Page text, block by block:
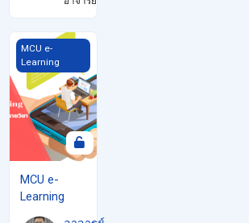
MCU e-Learning
MCU e-
Learning
MCU e-
Learning